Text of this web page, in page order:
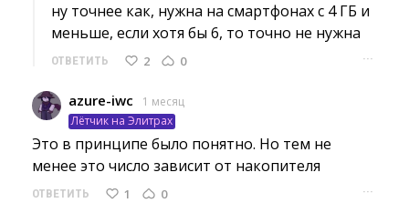
ну точнее как, нужна на смартфонах с 4 ГБ и
меньше, если хотя бы 6, то точно не нужна
ОТВЕТИТЬ 2 0 ···
azure-iwc
1 месяц
Лётчик на Элитрах
Это в принципе было понятно. Но тем не
менее это число зависит от накопителя
ОТВЕТИТЬ 1 0 ···